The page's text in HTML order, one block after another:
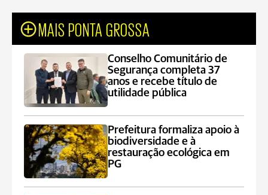
MAIS PONTA GROSSA
Conselho Comunitário de
Segurança completa 37
anos e recebe título de
utilidade pública
Prefeitura formaliza apoio à
biodiversidade e à
restauração ecológica em
PG